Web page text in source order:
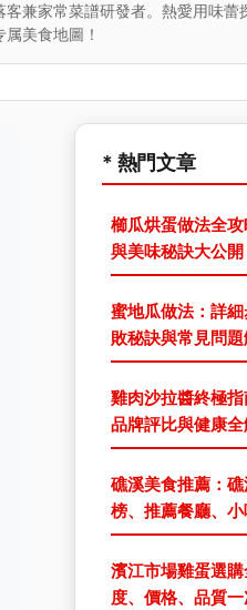
兼家常菜譜研發者。熱愛用味蕾
美食地圖！
* 熱門文章
櫛瓜烘蛋做法全
與美味秘訣大公開
蜜地瓜做法：詳
敗秘訣與常見問
雞肉沙拉醬終極指
品牌評比與健康
礁溪美食推薦：
榜、推薦餐廳、
濱江市場雞蛋選
度、價格、品質